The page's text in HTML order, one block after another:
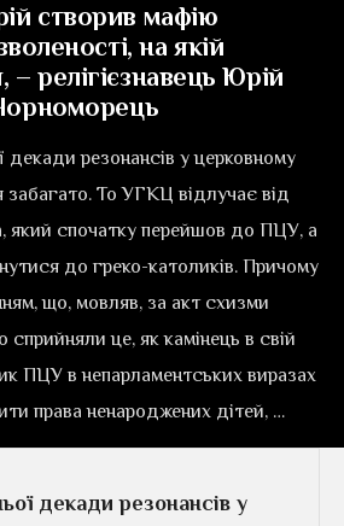
створив мафію
на якій
– релігієзнавець Юрій
декади резонансів у церковному
забагато. То УГКЦ відлучає від
який спочатку перейшов до ПЦУ, а
до греко-католиків. Причому
що, мовляв, за акт схизми
сприйняли це, як камінець в свій
ПЦУ в непарламентських виразах
права ненароджених дітей, …
декади резонансів у